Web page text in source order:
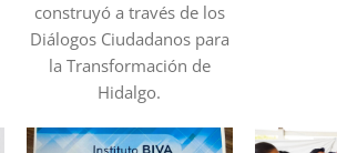
construyó a través de los
Diálogos Ciudadanos para
la Transformación de
Hidalgo.